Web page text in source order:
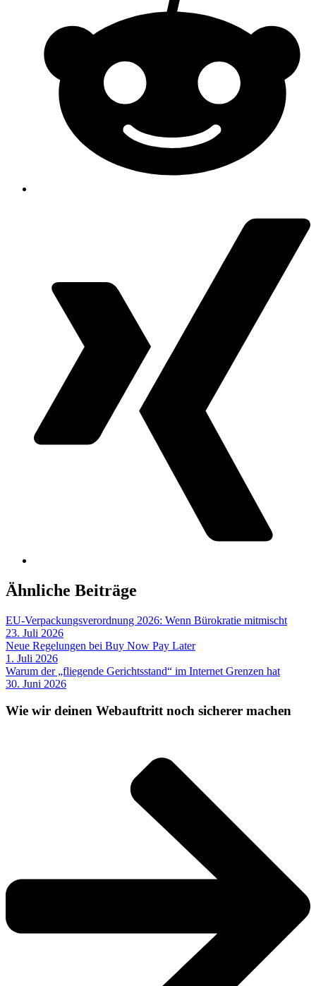
Ähnliche Beiträge
EU-Verpackungsverordnung 2026: Wenn Bürokratie mitmischt
23. Juli 2026
Neue Regelungen bei Buy Now Pay Later
1. Juli 2026
Warum der „fliegende Gerichtsstand“ im Internet Grenzen hat
30. Juni 2026
Wie wir deinen Webauftritt noch sicherer machen